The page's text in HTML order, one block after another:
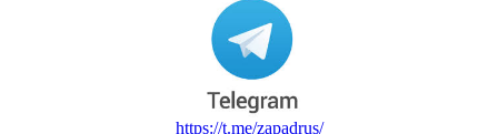
https://t.me/zapadrus/